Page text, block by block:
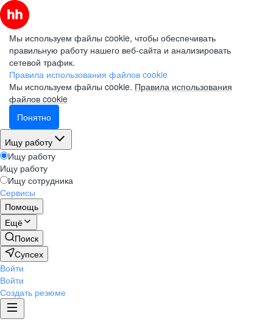
Мы используем файлы cookie, чтобы обеспечивать
правильную работу нашего веб-сайта и анализировать
сетевой трафик.
Правила использования файлов cookie
Мы используем файлы cookie. Правила использования
файлов cookie
Понятно
Ищу работу
Ищу работу
Ищу работу
Ищу сотрудника
Сервисы
Помощь
Ещё
Поиск
Супсех
Войти
Войти
Создать резюме